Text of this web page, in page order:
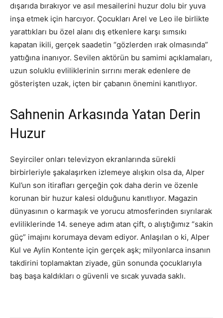
dışarıda bırakıyor ve asıl mesailerini huzur dolu bir yuva
inşa etmek için harcıyor. Çocukları Arel ve Leo ile birlikte
yarattıkları bu özel alanı dış etkenlere karşı sımsıkı
kapatan ikili, gerçek saadetin “gözlerden ırak olmasında”
yattığına inanıyor. Sevilen aktörün bu samimi açıklamaları,
uzun soluklu evliliklerinin sırrını merak edenlere de
gösterişten uzak, içten bir çabanın önemini kanıtlıyor.
Sahnenin Arkasında Yatan Derin
Huzur
Seyirciler onları televizyon ekranlarında sürekli
birbirleriyle şakalaşırken izlemeye alışkın olsa da, Alper
Kul’un son itirafları gerçeğin çok daha derin ve özenle
korunan bir huzur kalesi olduğunu kanıtlıyor. Magazin
dünyasının o karmaşık ve yorucu atmosferinden sıyrılarak
evliliklerinde 14. seneye adım atan çift, o alıştığımız “sakin
güç” imajını korumaya devam ediyor. Anlaşılan o ki, Alper
Kul ve Aylin Kontente için gerçek aşk; milyonlarca insanın
takdirini toplamaktan ziyade, gün sonunda çocuklarıyla
baş başa kaldıkları o güvenli ve sıcak yuvada saklı.